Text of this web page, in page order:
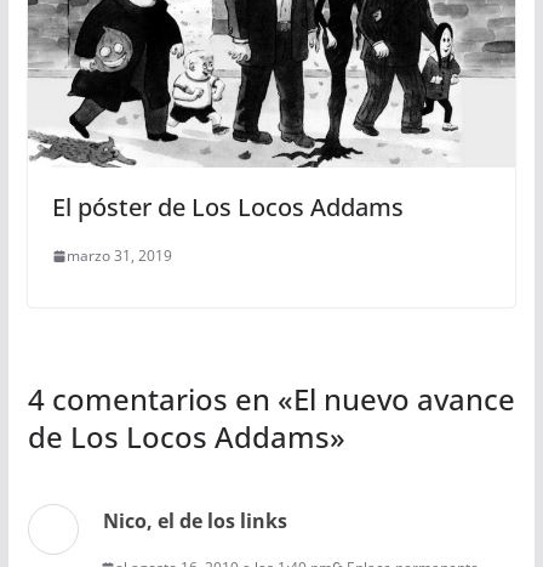
El póster de Los Locos Addams
marzo 31, 2019
4 comentarios en «El nuevo avance
de Los Locos Addams»
Nico, el de los links